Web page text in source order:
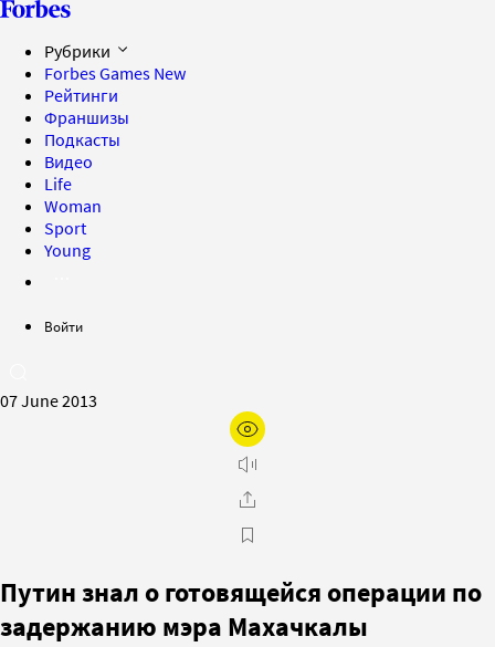
Рубрики
Forbes Games New
Рейтинги
Франшизы
Подкасты
Видео
Life
Woman
Sport
Young
Войти
07 June 2013
Путин знал о готовящейся операции по
задержанию мэра Махачкалы